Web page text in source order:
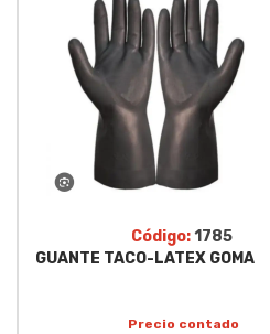
Código:1785
GUANTE TACO-LATEX GOMA
Precio contado